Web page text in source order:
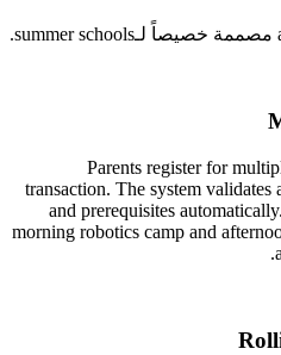
Parents register for
transaction. The system
and prerequisites
morning robotics camp and